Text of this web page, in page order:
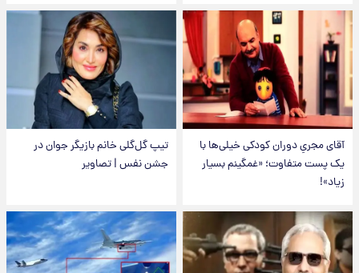
آقای مجریِ دوران کودکی خیلی‌ها با
یک پست متفاوت؛ «غمگینم بسیار
زیاد»!
تیپ گل‌گلی خانم بازیگر جوان در
جشن نفس | تصاویر